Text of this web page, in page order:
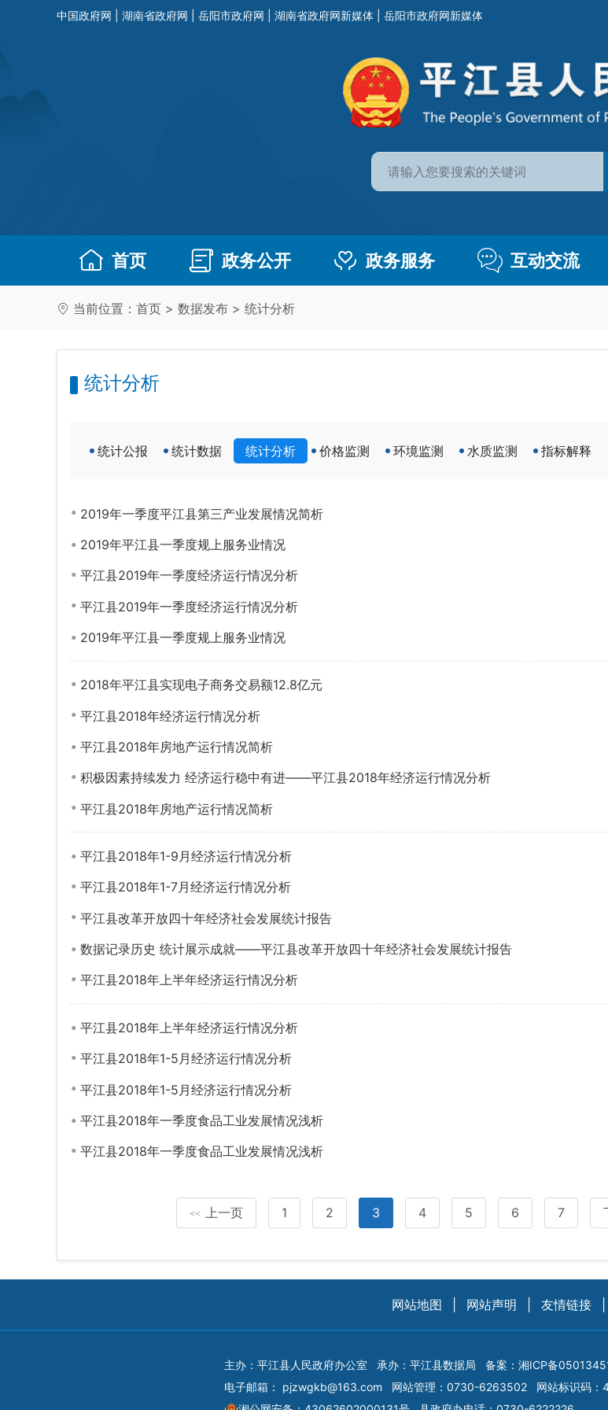
中国政府网 湖南省政府网 岳阳市政府网 湖南省政府网新媒体 岳阳市政府网新媒体
首页 政务公开 政务服务 互动交流
当前位置： 首页 > 数据发布 > 统计分析
统计分析
统计公报 统计数据 统计分析 价格监测 环境监测 水质监测 指标解释
2019年一季度平江县第三产业发展情况简析
2019年平江县一季度规上服务业情况
平江县2019年一季度经济运行情况分析
平江县2019年一季度经济运行情况分析
2019年平江县一季度规上服务业情况
2018年平江县实现电子商务交易额12.8亿元
平江县2018年经济运行情况分析
平江县2018年房地产运行情况简析
积极因素持续发力 经济运行稳中有进——平江县2018年经济运行情况分析
平江县2018年房地产运行情况简析
平江县2018年1-9月经济运行情况分析
平江县2018年1-7月经济运行情况分析
平江县改革开放四十年经济社会发展统计报告
数据记录历史 统计展示成就——平江县改革开放四十年经济社会发展统计报告
平江县2018年上半年经济运行情况分析
平江县2018年上半年经济运行情况分析
平江县2018年1-5月经济运行情况分析
平江县2018年1-5月经济运行情况分析
平江县2018年一季度食品工业发展情况浅析
平江县2018年一季度食品工业发展情况浅析
<< 上一页 1 2 3 4 5 6 7
网站地图 网站声明 友情链接
主办：平江县人民政府办公室 承办：平江县数据局 备案： 湘ICP备
电子邮箱： pjzwgkb@163.com 网站管理：0730-6263502
网站标识码